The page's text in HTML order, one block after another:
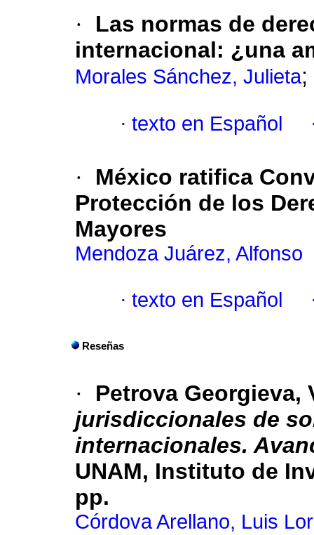
·
Las normas de
internacional: ¿una
Morales Sánchez, Julieta;
· texto en Español
·
México ratifica
Protección de los
Mayores
Mendoza Juárez, Alfonso
· texto en Español
Reseñas
·
Petrova
jurisdiccionales de
internacionales.
UNAM, Instituto de
pp.
Córdova Arellano, Luis